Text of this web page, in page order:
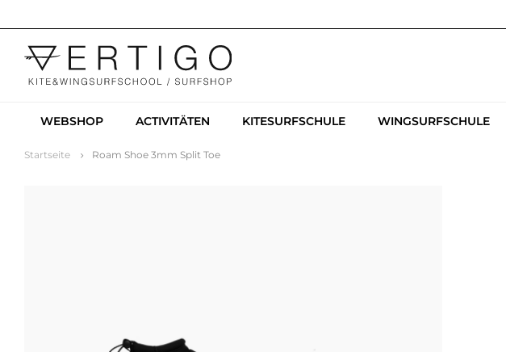
WEBSHOP ACTIVITÄTEN KITESURFSCHULE WINGSURFSCHULE
Startseite Roam Shoe 3mm Split Toe